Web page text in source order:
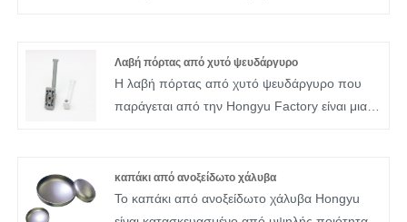
mm και έχει εξαιρετική απόδοση
στεγανοποίησης και σταθερότητα. Μπορεί να
χρησιμοποιηθεί σε συστήματα κλιματισμού.
Λαβή πόρτας από χυτό ψευδάργυρο
Η λαβή πόρτας από χυτό ψευδάργυρο που
παράγεται από την Hongyu Factory είναι μια
συγκράτησης όσο και διακοσμητικές για
πόρτες μέσω διεργασιών χύτευσης με χύτευση
καπάκι από ανοξείδωτο χάλυβα
Το καπάκι από ανοξείδωτο χάλυβα Hongyu